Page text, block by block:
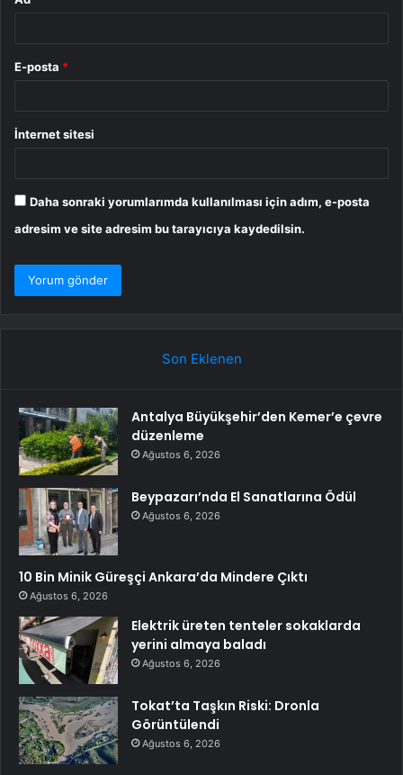
E-posta *
İnternet sitesi
Daha sonraki yorumlarımda kullanılması için adım, e-posta
adresim ve site adresim bu tarayıcıya kaydedilsin.
Son Eklenen
Antalya Büyükşehir’den Kemer’e çevre
düzenleme
Ağustos 6, 2026
Beypazarı’nda El Sanatlarına Ödül
Ağustos 6, 2026
10 Bin Minik Güreşçi Ankara’da Mindere Çıktı
Ağustos 6, 2026
Elektrik üreten tenteler sokaklarda
yerini almaya baladı
Ağustos 6, 2026
Tokat’ta Taşkın Riski: Dronla
Görüntülendi
Ağustos 6, 2026